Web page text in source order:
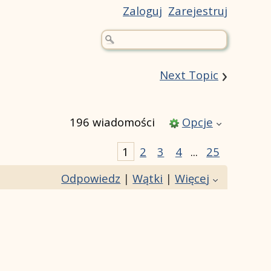
Zaloguj Zarejestruj
Next Topic ›
196 wiadomości
Opcje
1
2 3 4 ...
25
Odpowiedz |Wątki |Więcej